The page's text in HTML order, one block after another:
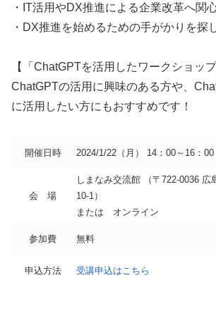
・IT活用やDX推進による企業改革へ関
・DX推進を始めるための手がかりを探
【「ChatGPTを活用したワークショッ
ChatGPTの活用に興味のある方や、
に活用したい方にもおすすめです！
開催日時 2024/1/22（月） 14：00～16：00
会 場
しまなみ交流館 （〒722-0036 広
10-1）
または オンライン
参加費 無料
申込方法 受講申込はこちら